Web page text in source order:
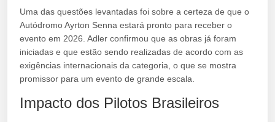
Uma das questões levantadas foi sobre a certeza de que o
Autódromo Ayrton Senna estará pronto para receber o
evento em 2026. Adler confirmou que as obras já foram
iniciadas e que estão sendo realizadas de acordo com as
exigências internacionais da categoria, o que se mostra
promissor para um evento de grande escala.
Impacto dos Pilotos Brasileiros